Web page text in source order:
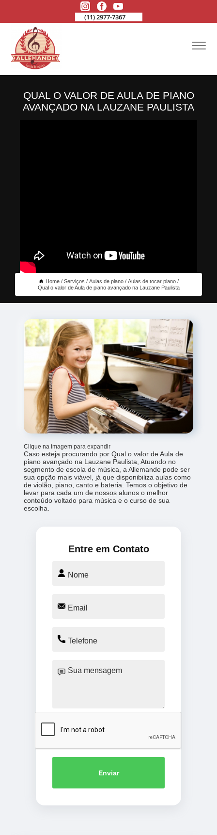
(11) 2977-7367
QUAL O VALOR DE AULA DE PIANO
AVANÇADO NA LAUZANE PAULISTA
Home Serviços Aulas de piano
Aulas de tocar piano
Qual o valor de Aula de piano avançado na Lauzane Paulista
Clique na imagem para expandir
Caso esteja procurando por Qual o valor de Aula de
piano avançado na Lauzane Paulista, Atuando no
segmento de escola de música, a Allemande pode ser
sua opção mais viável, já que disponibiliza aulas como
de violão, piano, canto e bateria. Temos o objetivo de
levar para cada um de nossos alunos o melhor
conteúdo voltado para música e o curso de sua
escolha.
Entre em Contato
Enviar